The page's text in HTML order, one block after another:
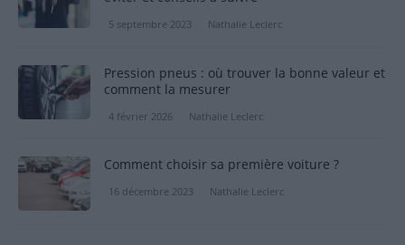
5 septembre 2023 Nathalie Leclerc
Pression pneus : où trouver la bonne valeur et
comment la mesurer
4 février 2026 Nathalie Leclerc
Comment choisir sa première voiture ?
16 décembre 2023 Nathalie Leclerc